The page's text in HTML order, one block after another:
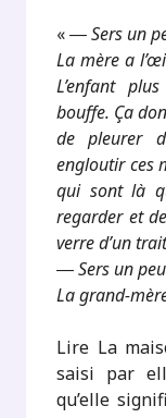
«― Sers un
La mère a
L’enfant
bouffe. Ça
de pleurer
engloutir ces
qui sont là
regarder et
verre d’un
― Sers un
La grand-
Lire La
saisi par
qu’elle